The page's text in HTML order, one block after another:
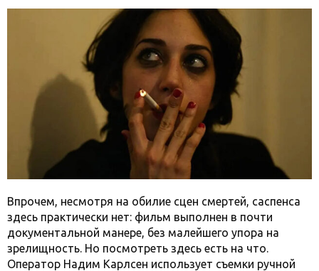
Впрочем, несмотря на обилие сцен смертей, саспенса
здесь практически нет: фильм выполнен в почти
документальной манере, без малейшего упора на
зрелищность. Но посмотреть здесь есть на что.
Оператор Надим Карлсен использует съемки ручной